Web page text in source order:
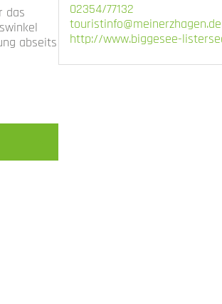
das
abseits
02354/77132
touristinfo@meinerzhagen.de
http://www.biggesee-